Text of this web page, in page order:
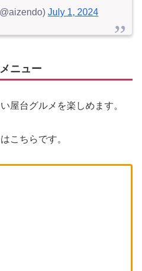
July 1, 2024
ニュー
屋台グルメを楽しめます。
こちらです。